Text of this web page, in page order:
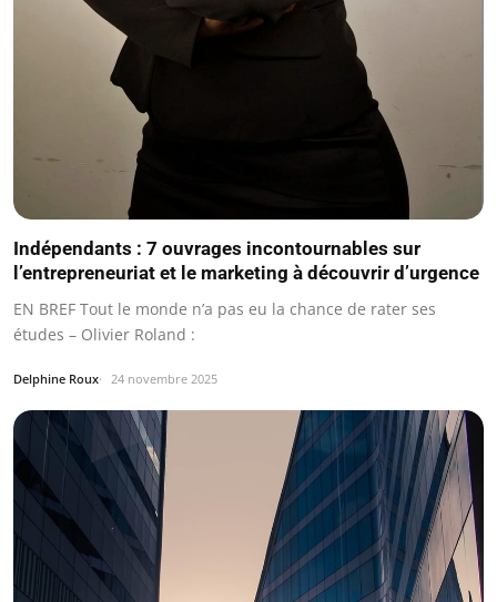
Indépendants : 7 ouvrages incontournables sur
l’entrepreneuriat et le marketing à découvrir d’urgence
EN BREF Tout le monde n’a pas eu la chance de rater ses
études – Olivier Roland :
Delphine Roux 24 novembre 2025